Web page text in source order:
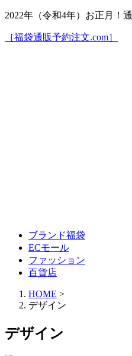
2022年（令和4年）お正月！
［福袋通販予約注文.com］
ブランド福袋
ECモール
ファッション
百貨店
HOME >
デザイン
デザイン